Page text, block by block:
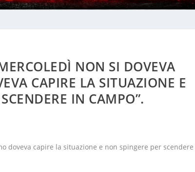
NON SI DOVEVA
CAPIRE LA SITUAZIONE E
IN CAMPO”.